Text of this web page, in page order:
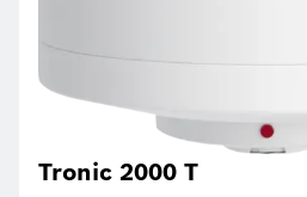
Tronic 2000 T